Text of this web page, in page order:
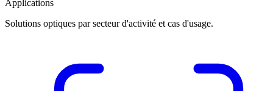
Applications
Solutions optiques par secteur d'activité et cas d'usage.